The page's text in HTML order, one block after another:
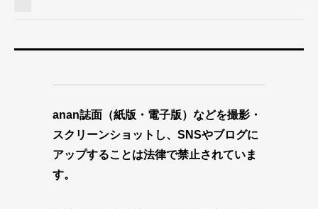
anan誌面（紙版・電子版）などを撮影・
スクリーンショットし、SNSやブログに
アップすることは法律で禁止されていま
す。